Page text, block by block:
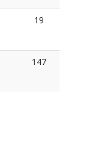
19
147